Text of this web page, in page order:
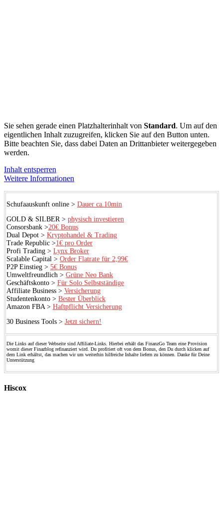
Sie sehen gerade einen Platzhalterinhalt von Standard. Um auf den
eigentlichen Inhalt zuzugreifen, klicken Sie auf den Button unten.
Bitte beachten Sie, dass dabei Daten an Drittanbieter weitergegeben
werden.
Inhalt entsperren
Weitere Informationen
Schufaauskunft online > Dauer ca.10min
GOLD & SILBER > physisch investieren
Consorsbank >20€ Bonus
Dual Depot > Kryptohandel & Trading
Trade Republic >1€ pro Order
Profi Trading > Lynx Broker
Scalable Capital > Order Flatrate für 2,99€
P2P Einstieg > 5€ Bonus
Umweltfreundlich > Grüne Neo Bank
Geschäftskonto > Für Solo Selbstständige
Affiliate Business > Versicherung
Studentenkonto > Bester Überblick
Amazon FBA > Haftpflicht Versicherung
30 Business Tools > Jetzt sichern!
Die Links auf dieser Webseite sind Affiliate-Links. Hierbei erhält das FinanzGo Team eine Provision
womit dieser Finazblog refinanziert wird. Du profitiert oft von dem Bonus, den Du durch klicken auf
dem Link erhältst, das machen wir um weiterhin hilfreiche Inhalte liefern zu können. Danke für Deine
Unterstützung
Hiscox